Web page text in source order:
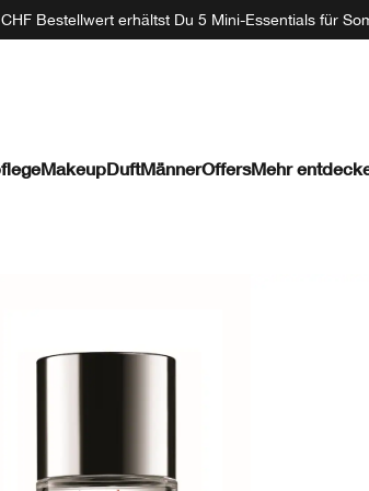
Bestellwert erhältst Du 5 Mini-Essentials für
MakeupDuftMännerOffersMehr